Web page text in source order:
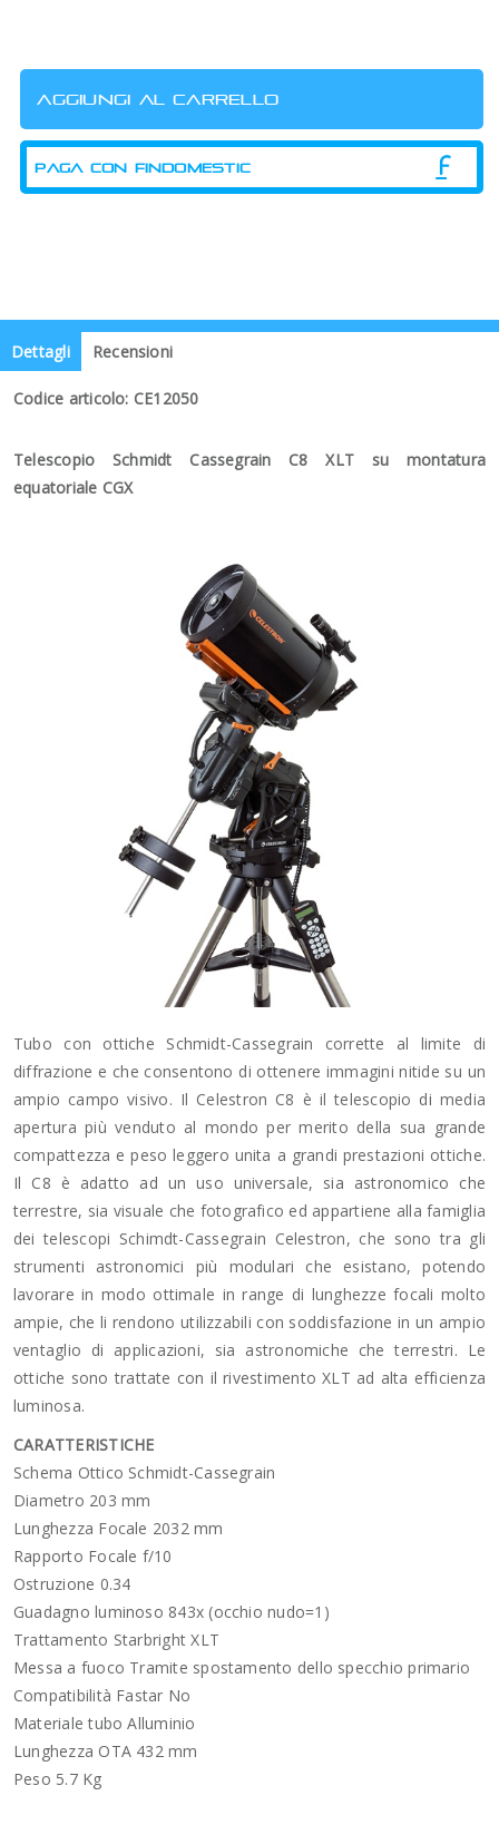
PAGA CON FINDOMESTIC
Dettagli Recensioni
Codice articolo: CE12050
Telescopio Schmidt Cassegrain C8 XLT su montatura
equatoriale CGX
Tubo con ottiche Schmidt-Cassegrain corrette al limite di
diffrazione e che consentono di ottenere immagini nitide su un
ampio campo visivo. Il Celestron C8 è il telescopio di media
apertura più venduto al mondo per merito della sua grande
compattezza e peso leggero unita a grandi prestazioni ottiche.
Il C8 è adatto ad un uso universale, sia astronomico che
terrestre, sia visuale che fotografico ed appartiene alla famiglia
dei telescopi Schimdt-Cassegrain Celestron, che sono tra gli
strumenti astronomici più modulari che esistano, potendo
lavorare in modo ottimale in range di lunghezze focali molto
ampie, che li rendono utilizzabili con soddisfazione in un ampio
ventaglio di applicazioni, sia astronomiche che terrestri. Le
ottiche sono trattate con il rivestimento XLT ad alta efficienza
luminosa.
CARATTERISTICHE
Schema Ottico Schmidt-Cassegrain
Diametro 203 mm
Lunghezza Focale 2032 mm
Rapporto Focale f/10
Ostruzione 0.34
Guadagno luminoso 843x (occhio nudo=1)
Trattamento Starbright XLT
Messa a fuoco Tramite spostamento dello specchio primario
Compatibilità Fastar No
Materiale tubo Alluminio
Lunghezza OTA 432 mm
Peso 5.7 Kg